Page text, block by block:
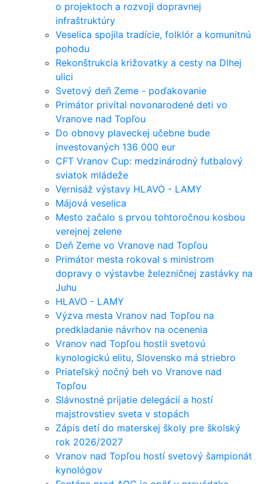
o projektoch a rozvoji dopravnej
infraštruktúry
Veselica spojila tradície, folklór a komunitnú
pohodu
Rekonštrukcia križovatky a cesty na Dlhej
ulici
Svetový deň Zeme - poďakovanie
Primátor privítal novonarodené deti vo
Vranove nad Topľou
Do obnovy plaveckej učebne bude
investovaných 136 000 eur
CFT Vranov Cup: medzinárodný futbalový
sviatok mládeže
Vernisáž výstavy HLAVO - LAMY
Májová veselica
Mesto začalo s prvou tohtoročnou kosbou
verejnej zelene
Deň Zeme vo Vranove nad Topľou
Primátor mesta rokoval s ministrom
dopravy o výstavbe železničnej zastávky na
Juhu
HLAVO - LAMY
Výzva mesta Vranov nad Topľou na
predkladanie návrhov na ocenenia
Vranov nad Topľou hostil svetovú
kynologickú elitu, Slovensko má striebro
Priateľský nočný beh vo Vranove nad
Topľou
Slávnostné prijatie delegácií a hostí
majstrovstiev sveta v stopách
Zápis detí do materskej školy pre školský
rok 2026/2027
Vranov nad Topľou hostí svetový šampionát
kynológov